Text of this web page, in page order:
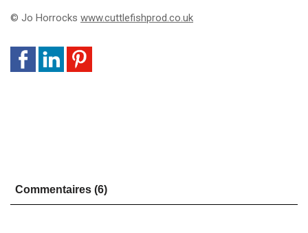
© Jo Horrocks www.cuttlefishprod.co.uk
Commentaires (6)